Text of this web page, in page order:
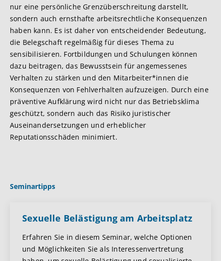
nur eine persönliche Grenzüberschreitung darstellt,
sondern auch ernsthafte arbeitsrechtliche Konsequenzen
haben kann. Es ist daher von entscheidender Bedeutung,
die Belegschaft regelmäßig für dieses Thema zu
sensibilisieren. Fortbildungen und Schulungen können
dazu beitragen, das Bewusstsein für angemessenes
Verhalten zu stärken und den Mitarbeiter*innen die
Konsequenzen von Fehlverhalten aufzuzeigen. Durch eine
präventive Aufklärung wird nicht nur das Betriebsklima
geschützt, sondern auch das Risiko juristischer
Auseinandersetzungen und erheblicher
Reputationsschäden minimiert.
Seminartipps
Sexuelle Belästigung am Arbeitsplatz
Erfahren Sie in diesem Seminar, welche Optionen
und Möglichkeiten Sie als Interessenvertretung